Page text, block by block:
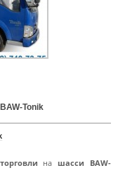
Tonik
на шасси BAW-